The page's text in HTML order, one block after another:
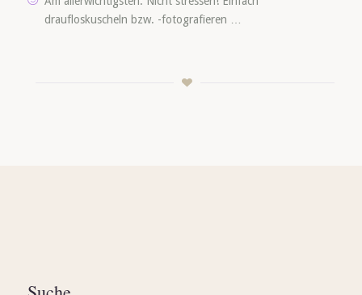
draufloskuscheln bzw. -fotografieren …